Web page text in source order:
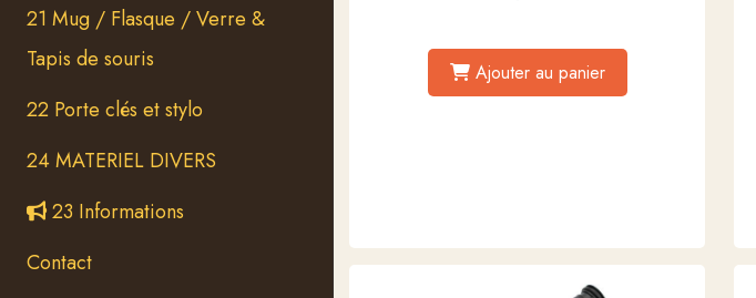
21 Mug / Flasque / Verre &
Tapis de souris
22 Porte clés et stylo
24 MATERIEL DIVERS
23 Informations
Contact
Ajouter au panier